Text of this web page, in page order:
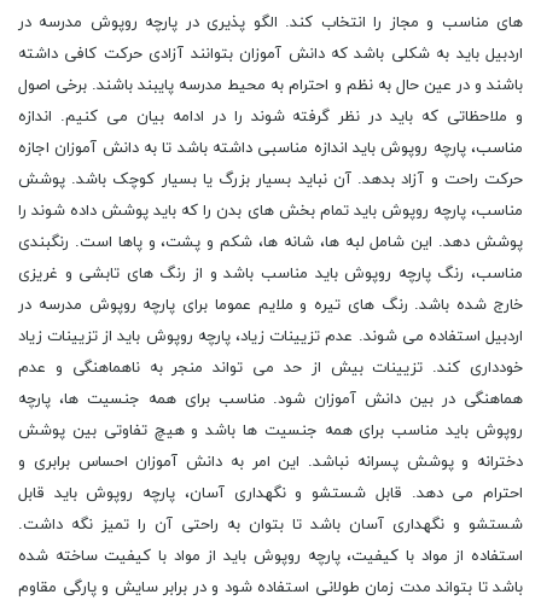
های مناسب و مجاز را انتخاب کند. الگو پذیری در پارچه روپوش مدرسه در
اردبیل باید به شکلی باشد که دانش آموزان بتوانند آزادی حرکت کافی داشته
باشند و در عین حال به نظم و احترام به محیط مدرسه پایبند باشند. برخی اصول
و ملاحظاتی که باید در نظر گرفته شوند را در ادامه بیان می کنیم. اندازه
مناسب، پارچه روپوش باید اندازه مناسبی داشته باشد تا به دانش آموزان اجازه
حرکت راحت و آزاد بدهد. آن نباید بسیار بزرگ یا بسیار کوچک باشد. پوشش
مناسب، پارچه روپوش باید تمام بخش های بدن را که باید پوشش داده شوند را
پوشش دهد. این شامل لبه ها، شانه ها، شکم و پشت، و پاها است. رنگبندی
مناسب، رنگ پارچه روپوش باید مناسب باشد و از رنگ های تابشی و غریزی
خارج شده باشد. رنگ های تیره و ملایم عموما برای پارچه روپوش مدرسه در
اردبیل استفاده می شوند. عدم تزیینات زیاد، پارچه روپوش باید از تزیینات زیاد
خودداری کند. تزیینات بیش از حد می تواند منجر به ناهماهنگی و عدم
هماهنگی در بین دانش آموزان شود. مناسب برای همه جنسیت ها، پارچه
روپوش باید مناسب برای همه جنسیت ها باشد و هیچ تفاوتی بین پوشش
دخترانه و پوشش پسرانه نباشد. این امر به دانش آموزان احساس برابری و
احترام می دهد. قابل شستشو و نگهداری آسان، پارچه روپوش باید قابل
شستشو و نگهداری آسان باشد تا بتوان به راحتی آن را تمیز نگه داشت.
استفاده از مواد با کیفیت، پارچه روپوش باید از مواد با کیفیت ساخته شده
باشد تا بتواند مدت زمان طولانی استفاده شود و در برابر سایش و پارگی مقاوم